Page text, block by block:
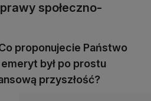
społeczno-
proponujecie Państwo
był po prostu
przyszłość?